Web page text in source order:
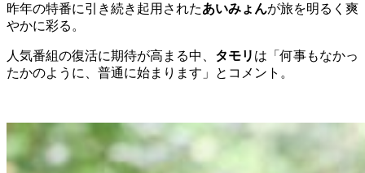
昨年の特番に引き続き起用されたあいみょんが旅を明るく爽
やかに彩る。
人気番組の復活に期待が高まる中、 タモリ は「何事もなかっ
たかのように、普通に始まります」とコメント。